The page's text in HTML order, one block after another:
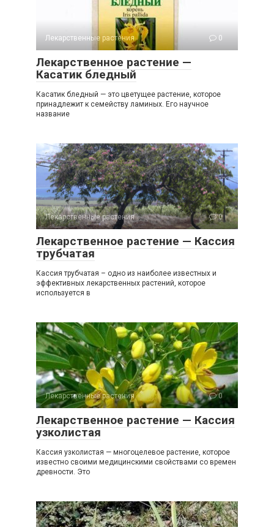
Лекарственные растения 0
Лекарственное растение —
Касатик бледный
Касатик бледный — это цветущее растение, которое
принадлежит к семейству ламиных. Его научное
название
Лекарственные растения 0
Лекарственное растение — Кассия
трубчатая
Кассия трубчатая – одно из наиболее известных и
эффективных лекарственных растений, которое
используется в
Лекарственные растения 0
Лекарственное растение — Кассия
узколистая
Кассия узколистая — многоцелевое растение, которое
известно своими медицинскими свойствами со времен
древности. Это